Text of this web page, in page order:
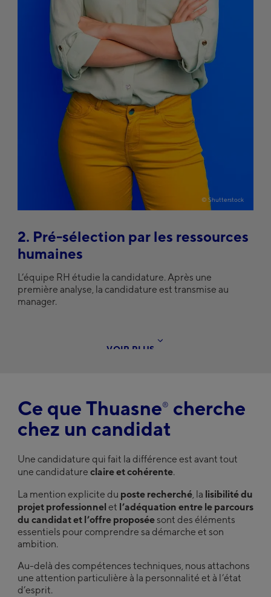
©Shutterstock
2. Pré-sélection par les ressources
humaines
L’équipe RH étudie la candidature. Après une
première analyse, la candidature est transmise au
manager.
VOIR PL US
Ce que Thuasne® cherche
chez un candidat
Une candidature qui fait la différence est avant tout
une candidature claire et cohérente.
La mention explicite du poste recherché, la lisibilité du
projet professionnel et l’adéquation entre le parcours
du candidat et l’offre proposéesont des éléments
essentiels pour comprendre sa démarche et son
ambition.
Au-delà des compétences techniques, nous attachons
une attention particulière à la personnalité et à l’état
d’esprit.